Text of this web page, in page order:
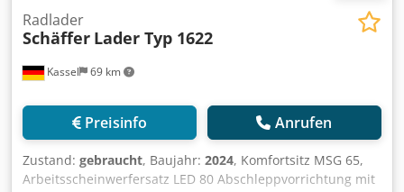
Kassel 69 km
Radlader
Schäffer Lader Typ 1622
Preisinfo Anrufen
Zustand: gebraucht, Baujahr: 2024, Komfortsitz MSG 65,
Arbeitsscheinwerfersatz LED 80 Abschleppvorrichtung mit